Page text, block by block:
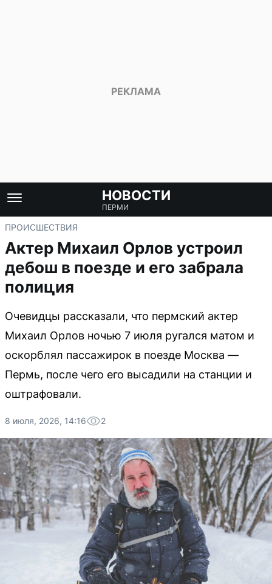
НОВОСТИ
ПЕРМИ
ПРОИСШЕСТВИЯ
Актер Михаил Орлов устроил
дебош в поезде и его забрала
полиция
Очевидцы рассказали, что пермский актер
Михаил Орлов ночью 7 июля ругался матом и
оскорблял пассажирок в поезде Москва —
Пермь, после чего его высадили на станции и
оштрафовали.
8 июля, 2026, 14:16 2